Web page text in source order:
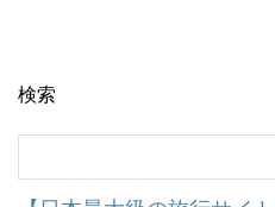
検索